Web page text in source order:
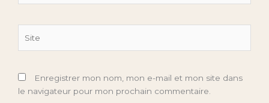
Enregistrer mon nom, mon e-mail et mon site dans
le navigateur pour mon prochain commentaire.